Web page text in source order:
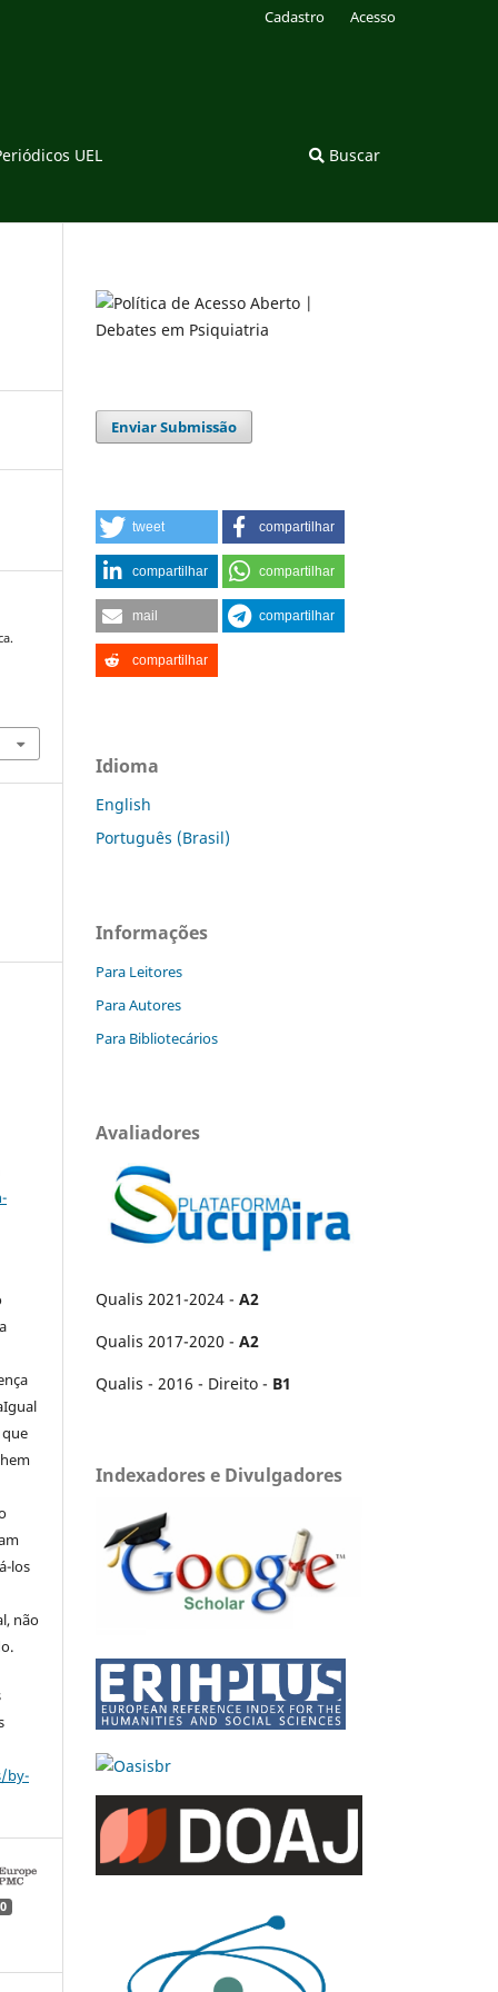
UEL Buscar
Cadastro Acesso
los
não
by-
0
Enviar Submissão
tweet compartilhar
compartilhar compartilhar
mail compartilhar
compartilhar
Idioma
English
Português (Brasil)
Informações
Para Leitores
Para Autores
Para Bibliotecários
Avaliadores
Qualis 2021-2024 - A2
Qualis 2017-2020 - A2
Qualis - 2016 - Direito - B1
Indexadores e Divulgadores